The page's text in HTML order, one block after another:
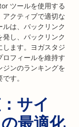
ツールを使用する
アクティブで適切な
は、バックリンク
し、バックリンク
ます。ヨガスタジ
ロフィールを維持す
ジンのランキングを
す。
サイ
最適化